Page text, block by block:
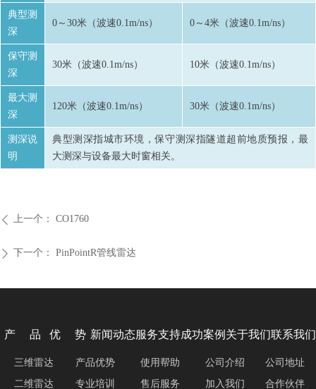
ꄴ 上一个： CO1760
ꄲ 下一个： PinPointR管线雷达
典型测
深
0～30米（波速0.1m/ns） 0～4米（波速0.1m/ns）
保守测
深
30米（波速0.1m/ns） 10米（波速0.1m/ns）
最大测
深
120米（波速0.1m/ns） 30米（波速0.1m/ns）
测深说
明
典型测深指城市环境，保守测深指隧道超前地质预报，最
大测深与设备最大时窗相关。
产 品 优 势 新闻动态服务支持成功案例 关于我们联系我们
产品优势
专业培训
使用帮助
售后服务
公司介绍
加入我们
公司地址
合作伙伴
三维雷达
二维雷达